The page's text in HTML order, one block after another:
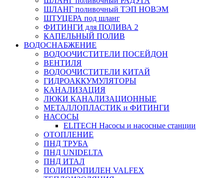
ШЛАНГ поливочный ТЭП НОВЭМ
ШТУЦЕРА под шланг
ФИТИНГИ для ПОЛИВА 2
КАПЕЛЬНЫЙ ПОЛИВ
ВОДОСНАБЖЕНИЕ
ВОДООЧИСТИТЕЛИ ПОСЕЙДОН
ВЕНТИЛЯ
ВОДООЧИСТИТЕЛИ КИТАЙ
ГИДРОАККУМУЛЯТОРЫ
КАНАЛИЗАЦИЯ
ЛЮКИ КАНАЛИЗАЦИОННЫЕ
МЕТАЛЛОПЛАСТИК и ФИТИНГИ
НАСОСЫ
ELITECH Насосы и насосные станции
ОТОПЛЕНИЕ
ПНД ТРУБА
ПНД UNIDELTA
ПНД ИТАЛ
ПОЛИПРОПИЛЕН VALFEX